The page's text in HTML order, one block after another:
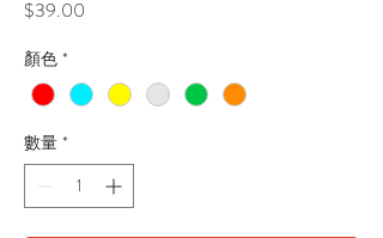
$39.00
顏色 *
數量 *